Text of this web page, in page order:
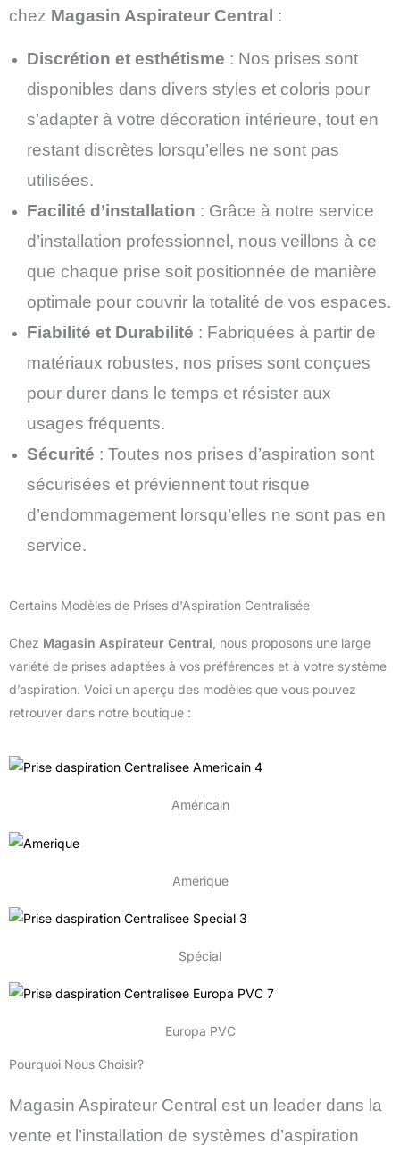
chez Magasin Aspirateur Central :
Discrétion et esthétisme : Nos prises sont
disponibles dans divers styles et coloris pour
s’adapter à votre décoration intérieure, tout en
restant discrètes lorsqu’elles ne sont pas
utilisées.
Facilité d’installation : Grâce à notre service
d’installation professionnel, nous veillons à ce
que chaque prise soit positionnée de manière
optimale pour couvrir la totalité de vos espaces.
Fiabilité et Durabilité : Fabriquées à partir de
matériaux robustes, nos prises sont conçues
pour durer dans le temps et résister aux
usages fréquents.
Sécurité : Toutes nos prises d’aspiration sont
sécurisées et préviennent tout risque
d’endommagement lorsqu’elles ne sont pas en
service.
Certains Modèles de Prises d'Aspiration Centralisée
Chez Magasin Aspirateur Central , nous proposons une large
variété de prises adaptées à vos préférences et à votre système
d’aspiration. Voici un aperçu des modèles que vous pouvez
retrouver dans notre boutique :
Américain
Amérique
Spécial
Europa PVC
Pourquoi Nous Choisir?
Magasin Aspirateur Central est un leader dans la
vente et l’installation de systèmes d’aspiration